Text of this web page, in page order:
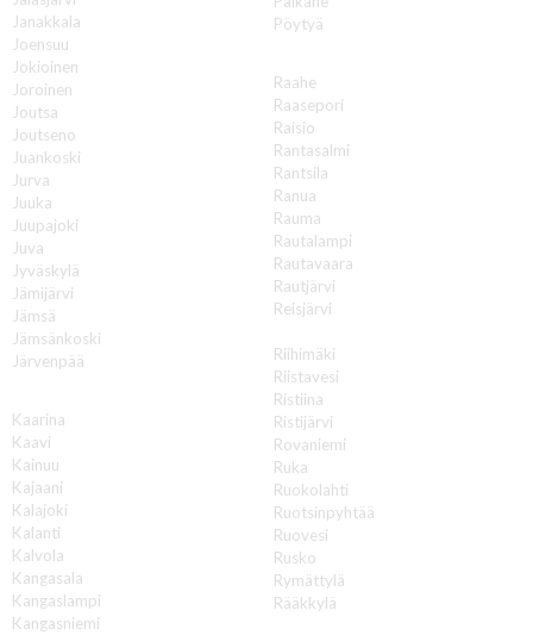
Janakkala
Joensuu
Jokioinen
Joroinen
Joutsa
Joutseno
Juankoski
Jurva
Juuka
Juupajoki
Juva
Jyväskylä
Jämijärvi
Jämsä
Jämsänkoski
Järvenpää
Kaarina
Kaavi
Kainuu
Kajaani
Kalajoki
Kalanti
Kalvola
Kangasala
Kangaslampi
Kangasniemi
Pöytyä
Raahe
Raasepori
Raisio
Rantasalmi
Rantsila
Ranua
Rauma
Rautalampi
Rautavaara
Rautjärvi
Reisjärvi
Riihimäki
Riistavesi
Ristiina
Ristijärvi
Rovaniemi
Ruka
Ruokolahti
Ruotsinpyhtää
Ruovesi
Rusko
Rymättylä
Rääkkylä